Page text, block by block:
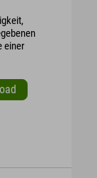
einer